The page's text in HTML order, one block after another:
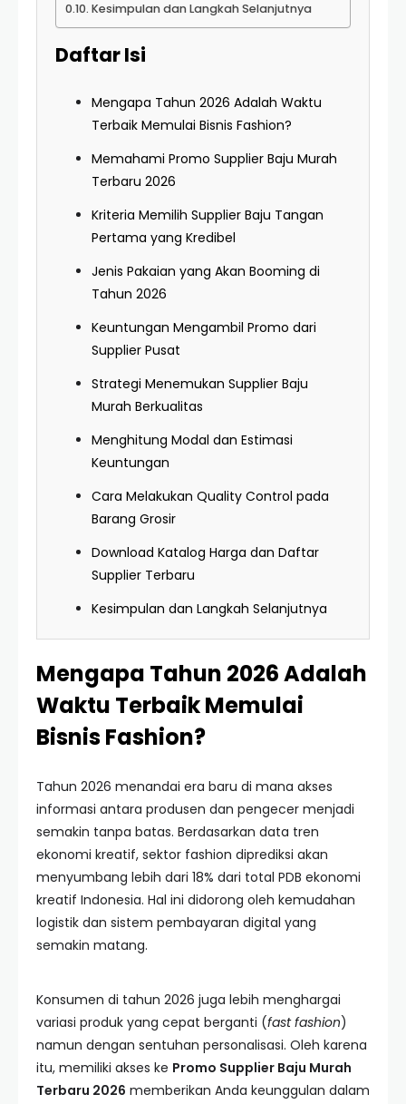
Kesimpulan dan Langkah Selanjutnya
Daftar Isi
Mengapa Tahun 2026 Adalah Waktu
Terbaik Memulai Bisnis Fashion?
Memahami Promo Supplier Baju Murah
Terbaru 2026
Kriteria Memilih Supplier Baju Tangan
Pertama yang Kredibel
Jenis Pakaian yang Akan Booming di
Tahun 2026
Keuntungan Mengambil Promo dari
Supplier Pusat
Strategi Menemukan Supplier Baju
Murah Berkualitas
Menghitung Modal dan Estimasi
Keuntungan
Cara Melakukan Quality Control pada
Barang Grosir
Download Katalog Harga dan Daftar
Supplier Terbaru
Kesimpulan dan Langkah Selanjutnya
Mengapa Tahun 2026 Adalah
Waktu Terbaik Memulai
Bisnis Fashion?
Tahun 2026 menandai era baru di mana akses
informasi antara produsen dan pengecer menjadi
semakin tanpa batas. Berdasarkan data tren
ekonomi kreatif, sektor fashion diprediksi akan
menyumbang lebih dari 18% dari total PDB ekonomi
kreatif Indonesia. Hal ini didorong oleh kemudahan
logistik dan sistem pembayaran digital yang
semakin matang.
Konsumen di tahun 2026 juga lebih menghargai
variasi produk yang cepat berganti (fast fashion)
namun dengan sentuhan personalisasi. Oleh karena
itu, memiliki akses ke Promo Supplier Baju Murah
Terbaru 2026 memberikan Anda keunggulan dalam